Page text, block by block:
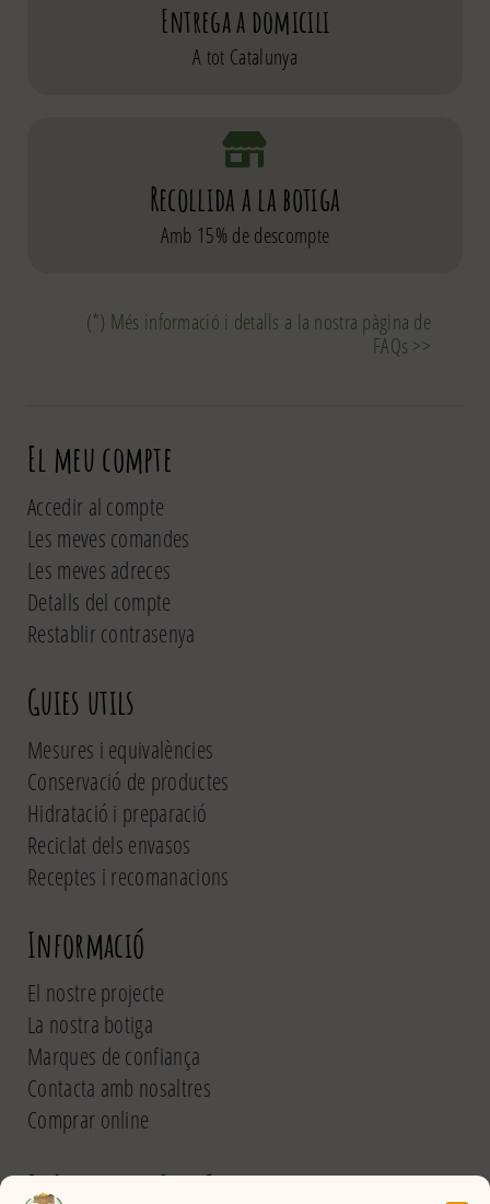
Entrega a domicili
A tot Catalunya
Recollida a la botiga
Amb 15% de descompte
(*) Més informació i detalls a la nostra pàgina de
FAQs >>
El meu compte
Accedir al compte
Les meves comandes
Les meves adreces
Detalls del compte
Restablir contrasenya
Guies utils
Mesures i equivalències
Conservació de productes
Hidratació i preparació
Reciclat dels envasos
Receptes i recomanacions
Informació
El nostre projecte
La nostra botiga
Marques de confiança
Contacta amb nosaltres
Comprar online
El Rebost del Pou Calent